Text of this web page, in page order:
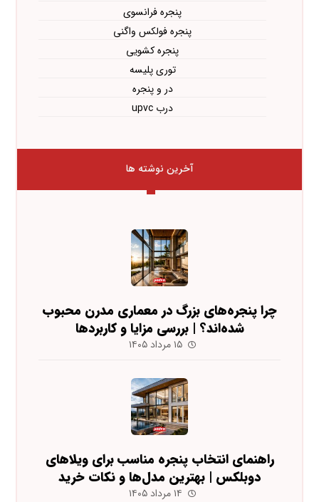
پنجره فرانسوی
پنجره فولکس واگنی
پنجره کشویی
توری پلیسه
در و پنجره
درب upvc
آخرین نوشته ها
چرا پنجره‌های بزرگ در معماری مدرن محبوب
شده‌اند؟ | بررسی مزایا و کاربردها
۱۵ مرداد ۱۴۰۵
راهنمای انتخاب پنجره مناسب برای ویلاهای
دوبلکس | بهترین مدل‌ها و نکات خرید
۱۴ مرداد ۱۴۰۵